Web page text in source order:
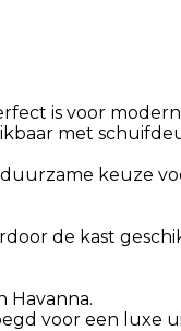
is voor
met
keuze
de kast
Havanna.
voor een luxe